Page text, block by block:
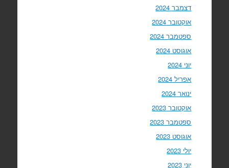
דצמבר 2024
אוקטובר 2024
ספטמבר 2024
אוגוסט 2024
יוני 2024
אפריל 2024
ינואר 2024
אוקטובר 2023
ספטמבר 2023
אוגוסט 2023
יולי 2023
יוני 2023